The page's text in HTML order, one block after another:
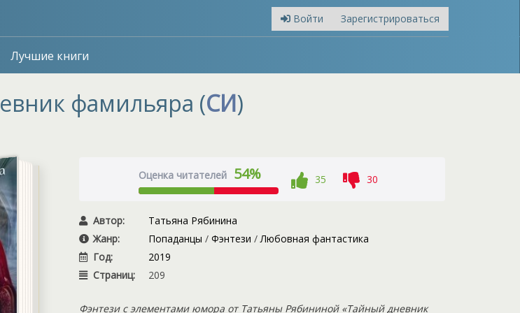
Войти Зарегистрироваться
Лучшие книги
фамильяра (СИ)
Оценка читателей 54% 35 30
Автор:
Татьяна Рябинина
Жанр:
Попаданцы / Фэнтези /Любовная фантастика
Год:
2019
Страниц:
209
Фэнтези с элементами юмора от Татьяны Рябининой «Тайный дневник